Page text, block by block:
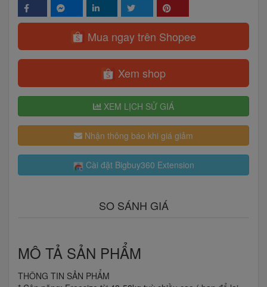
Mua ngay trên Shopee
Xem shop
XEM LỊCH SỬ GIÁ
Nhận thông báo khi giá giảm
Cài đặt Bigbuy360 Extension
SO SÁNH GIÁ
MÔ TẢ SẢN PHẨM
THÔNG TIN SẢN PHẨM